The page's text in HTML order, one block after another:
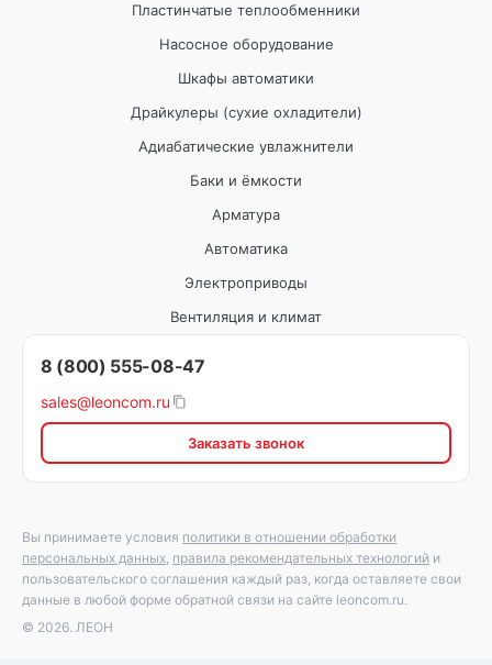
Пластинчатые теплообменники
Насосное оборудование
Шкафы автоматики
Драйкулеры (сухие охладители)
Адиабатические увлажнители
Баки и ёмкости
Арматура
Автоматика
Электроприводы
Вентиляция и климат
8 (800) 555-08-47
sales@leoncom.ru
Заказать звонок
Вы принимаете условия политики в отношении обработки
персональных данных, правила рекомендательных технологий и
пользовательского соглашения каждый раз, когда оставляете свои
данные в любой форме обратной связи на сайте leoncom.ru.
© 2026. ЛЕОН